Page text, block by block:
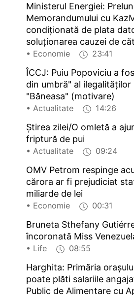
Ministerul Energiei:
Memorandumului cu
condiționată de plata
soluționarea cauzei de
• Economie 23:41
ÎCCJ: Puiu Popoviciu a
din umbră" al ilegalităților
"Băneasa" (motivare)
• Actualitate 14:26
Știrea zilei/O omletă a
friptură de pui
• Actualitate 09:24
OMV Petrom respinge
cărora ar fi prejudiciat
miliarde de lei
• Economie 00:31
Bruneta Sthefany
încoronată Miss
• Life 08:55
Harghita: Primăria
poate plăti salariile
Public de Alimentare cu